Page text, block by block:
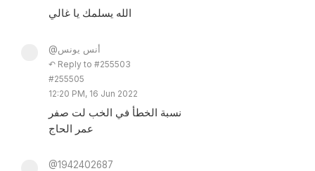
الله يسلمك يا غالي
@أنس يونس
↶ Reply to #255503
#255505
12:20 PM, 16 Jun 2022
نسبة الخطأ في الخب لت صفر
عمر الحاج
@1942402687